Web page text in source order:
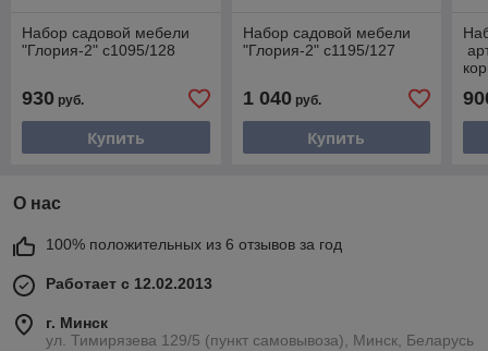
Набор садовой мебели
"Глория-2" с1095/128
930 руб.
Купить
Набор садовой мебели
"Глория-2" с1195/127
1 040руб.
Купить
О нас
100% положительных из 6 отзывов за год
Работает с 12.02.2013
г. Минск
ул. Тимирязева 129/5 (пункт самовывоза), Минск, Беларусь